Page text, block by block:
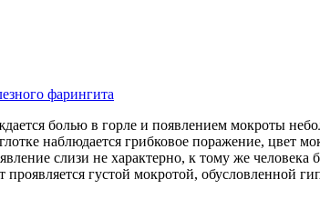
фарингита
болью в горле и появлением мокроты
наблюдается грибковое поражение, цвет
слизи не характерно, к тому же
густой мокротой, обусловленной